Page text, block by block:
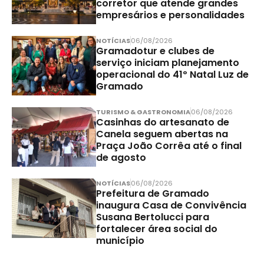
corretor que atende grandes
empresários e personalidades
NOTÍCIAS06/08/2026
Gramadotur e clubes de
serviço iniciam planejamento
operacional do 41º Natal Luz de
Gramado
TURISMO & GASTRONOMIA06/08/2026
Casinhas do artesanato de
Canela seguem abertas na
Praça João Corrêa até o final
de agosto
NOTÍCIAS06/08/2026
Prefeitura de Gramado
inaugura Casa de Convivência
Susana Bertolucci para
fortalecer área social do
município